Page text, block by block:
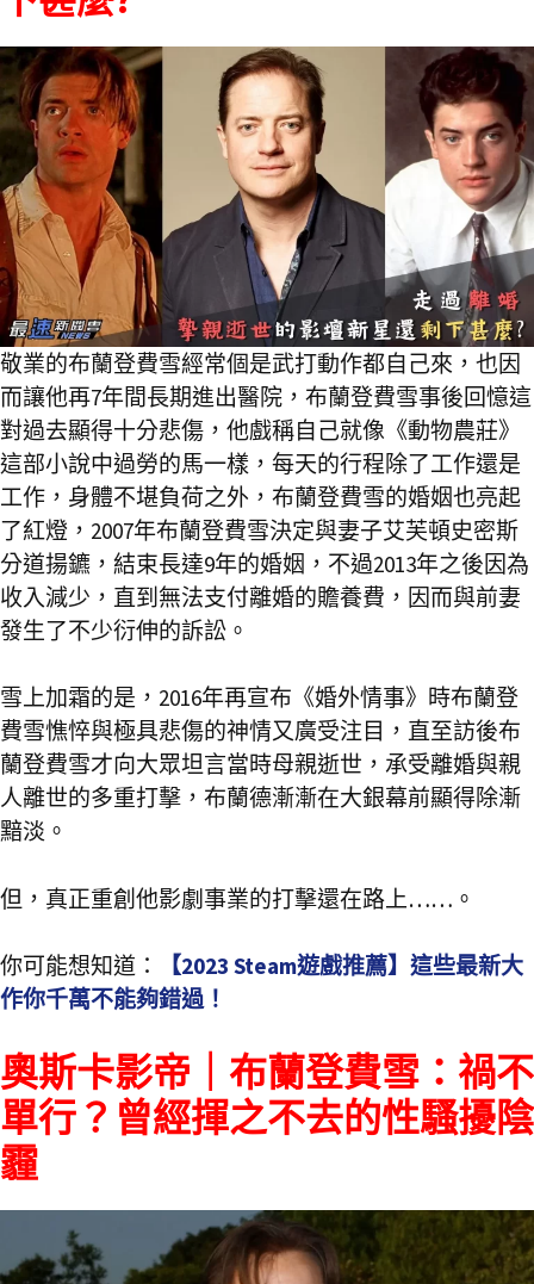
敬業的布蘭登費雪經常個是武打動作都自己來，也因
而讓他再7年間長期進出醫院，布蘭登費雪事後回憶這
對過去顯得十分悲傷，他戲稱自己就像《動物農莊》
這部小說中過勞的馬一樣，每天的行程除了工作還是
工作，身體不堪負荷之外，布蘭登費雪的婚姻也亮起
了紅燈，2007年布蘭登費雪決定與妻子艾芙頓史密斯
分道揚鑣，結束長達9年的婚姻，不過2013年之後因為
收入減少，直到無法支付離婚的贍養費，因而與前妻
發生了不少衍伸的訴訟。
雪上加霜的是，2016年再宣布《婚外情事》時布蘭登
費雪憔悴與極具悲傷的神情又廣受注目，直至訪後布
蘭登費雪才向大眾坦言當時母親逝世，承受離婚與親
人離世的多重打擊，布蘭德漸漸在大銀幕前顯得除漸
黯淡。
但，真正重創他影劇事業的打擊還在路上……。
你可能想知道：
【2023 Steam遊戲推薦】這些最新大
作你千萬不能夠錯過！
奧斯卡影帝｜布蘭登費雪：禍不
單行？曾經揮之不去的性騷擾陰
霾